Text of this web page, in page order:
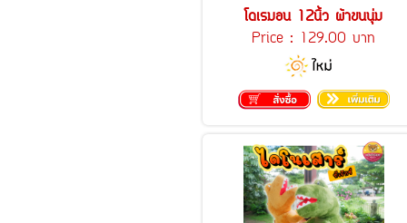
โดเรมอน 12นิ้ว ผ้าขนนุ่ม
Price : 129.00 บาท